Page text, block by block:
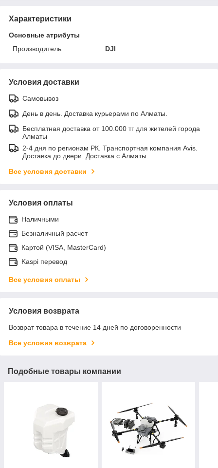
Характеристики
Основные атрибуты
Производитель
DJI
Условия доставки
Самовывоз
День в день. Доставка курьерами по Алматы.
Бесплатная доставка от 100.000 тг для жителей города
Алматы
2-4 дня по регионам РК. Транспортная компания Avis.
Доставка до двери. Доставка с Алматы.
Все условия доставки
Условия оплаты
Наличными
Безналичный расчет
Картой (VISA, MasterCard)
Kaspi перевод
Все условия оплаты
Условия возврата
Возврат товара в течение 14 дней по договоренности
Все условия возврата
Подобные товары компании